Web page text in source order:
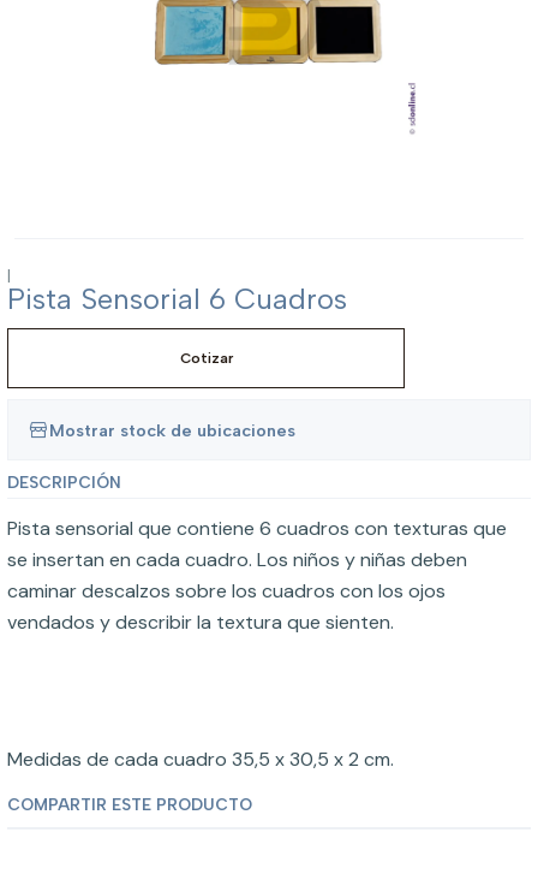
|
Pista Sensorial 6 Cuadros
Cotizar
Mostrar stock de ubicaciones
DESCRIPCIÓN
Pista sensorial que contiene 6 cuadros con texturas que
se insertan en cada cuadro. Los niños y niñas deben
caminar descalzos sobre los cuadros con los ojos
vendados y describir la textura que sienten.
Medidas de cada cuadro 35,5 x 30,5 x 2 cm.
COMPARTIR ESTE PRODUCTO